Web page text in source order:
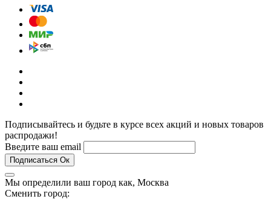
Подписывайтесь и будьте в курсе всех акций и новых товаров
распродажи!
Введите ваш email
Подписаться Ок
Мы определили ваш город как, Москва
Сменить город: